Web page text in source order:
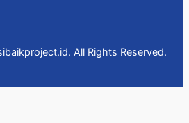
All Rights Reserved.